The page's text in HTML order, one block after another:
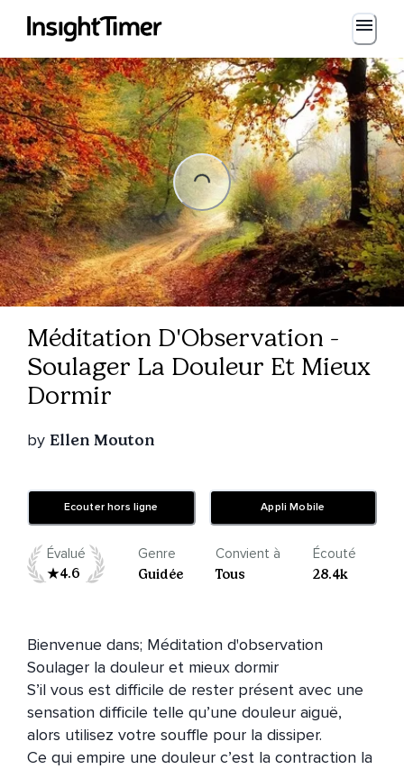
Loading...
Loading...
Méditation D'Observation -
Soulager La Douleur Et Mieux
Dormir
by Ellen Mouton
Ecouter hors ligne Appli Mobile
Évalué
4.6
Genre
Guidée
Convient à
Tous
Écouté
28.4k
Bienvenue dans; Méditation d'observation
Soulager la douleur et mieux dormir
S’il vous est difficile de rester présent avec une
sensation difficile telle qu’une douleur aiguë,
alors utilisez votre souffle pour la dissiper.
Ce qui empire une douleur c’est la contraction la